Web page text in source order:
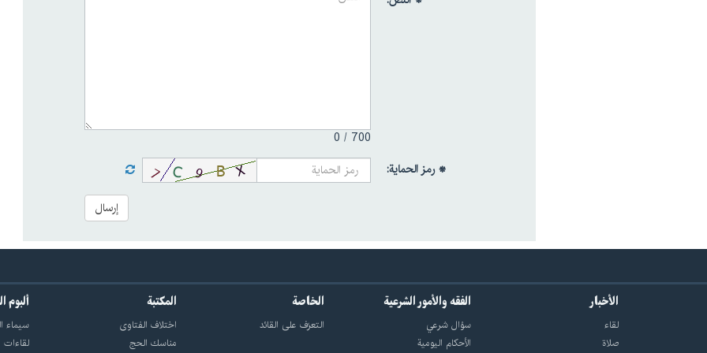
700 /
0
* رمز الحماية:
إرسال
الأخبار
لقاء
صلاة
الفقه والأمور الشرعية
سؤال شرعي
الأحکام الیومیة
الخاصة
التعرّف على القائد
المكتبة
اختلاف الفتاوى
مناسك الحج
ألبوم
سيماء
لقاءات